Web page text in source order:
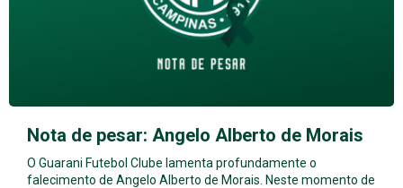
Nota de pesar: Angelo Alberto de Morais
O Guarani Futebol Clube lamenta profundamente o
falecimento de Angelo Alberto de Morais. Neste momento de